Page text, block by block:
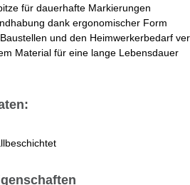
für dauerhafte Markierungen
dank ergonomischer Form
und den Heimwerkerbedarf
Material für eine lange Lebensdauer